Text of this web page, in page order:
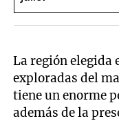
La región elegida
exploradas del
tiene un enorme
además de la